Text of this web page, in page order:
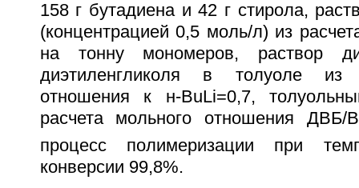
158 г бутадиена и 42 г стирола,
(концентрацией 0,5 моль/л) из
на тонну мономеров, раствор
диэтиленгликоля в толуоле из
отношения к н-BuLi=0,7,
расчета мольного отношения ДВБ/
процесс полимеризации при
конверсии 99,8%.